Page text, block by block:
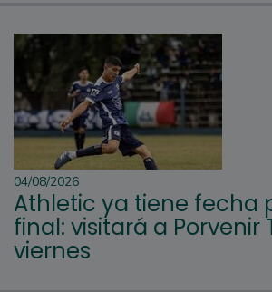
04/08/2026
Athletic ya tiene fecha
final: visitará a Porvenir
viernes